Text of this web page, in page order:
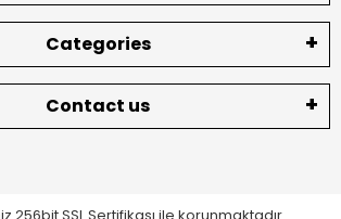
Categories
Contact us